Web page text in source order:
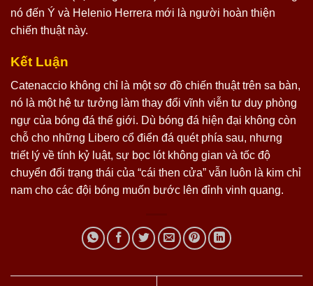
nó đến Ý và Helenio Herrera mới là người hoàn thiện
chiến thuật này.
Kết Luận
Catenaccio không chỉ là một sơ đồ chiến thuật trên sa bàn,
nó là một hệ tư tưởng làm thay đổi vĩnh viễn tư duy phòng
ngự của bóng đá thế giới. Dù bóng đá hiện đại không còn
chỗ cho những Libero cổ điển đá quét phía sau, nhưng
triết lý về tính kỷ luật, sự bọc lót không gian và tốc độ
chuyển đổi trạng thái của “cái then cửa” vẫn luôn là kim chỉ
nam cho các đội bóng muốn bước lên đỉnh vinh quang.